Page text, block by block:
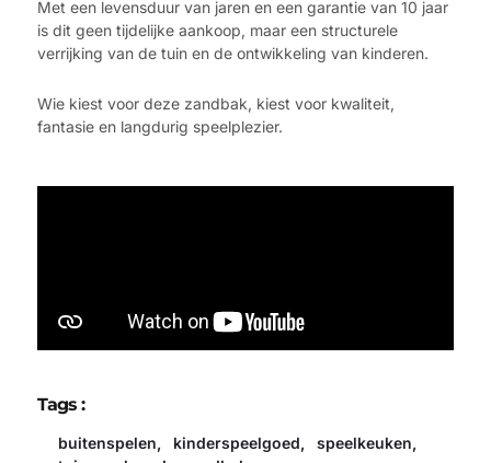
Met een levensduur van jaren en een garantie van 10 jaar
is dit geen tijdelijke aankoop, maar een structurele
verrijking van de tuin en de ontwikkeling van kinderen.
Wie kiest voor deze zandbak, kiest voor kwaliteit,
fantasie en langdurig speelplezier.
buitenspelen, kinderspeelgoed, speelkeuken,
Tags :